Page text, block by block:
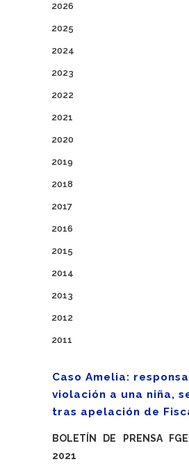
2026
2025
2024
2023
2022
2021
2020
2019
2018
2017
2016
2015
2014
2013
2012
2011
Caso Amelia:
violación a una niña,
tras apelación de
BOLETÍN DE PRENSA
2021